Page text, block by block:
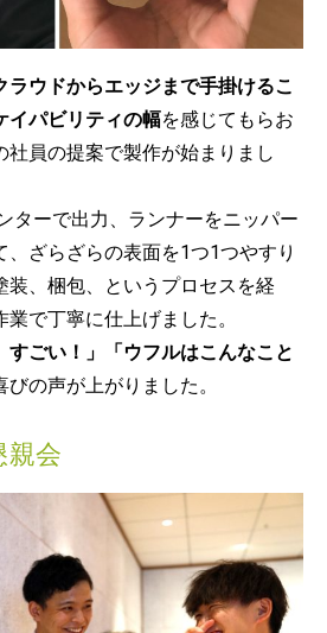
ラウドからエッジまで手掛けるこ
イパビリティの幅を感じてもらお
社員の提案で製作が始まりまし
ターで出力、ランナーをニッパー
、ざらざらの表面を1つ1つやすり
装、梱包、というプロセスを経
で丁寧に仕上げました。
すごい！」「ウフルはこんなこと
びの声が上がりました。
親会